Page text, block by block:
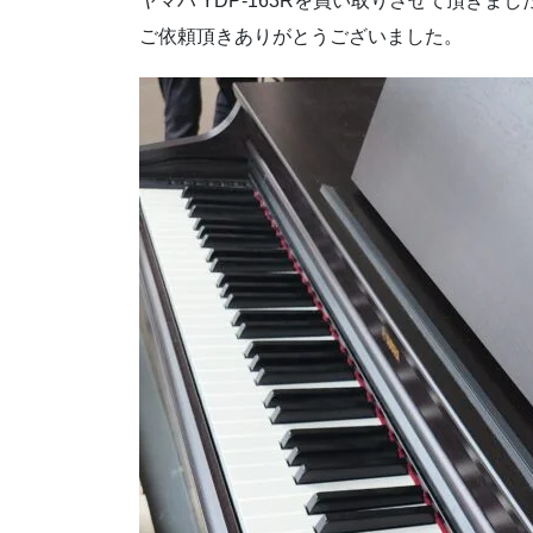
ご依頼頂きありがとうございました。